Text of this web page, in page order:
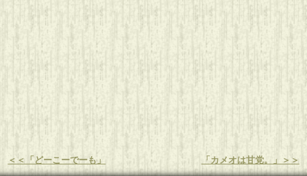
＜＜「どーこーでーも」 「カメオは甘党。」＞＞